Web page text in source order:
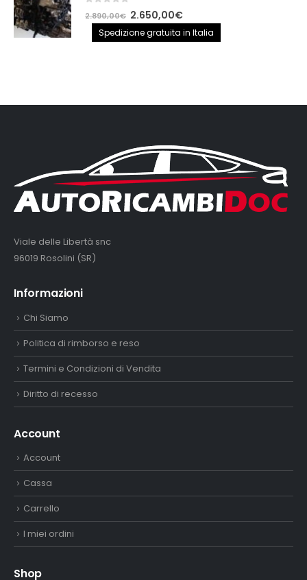
out of 5
2.890,00€ Il
prezzo
originale
2.650,00€Il
prezzo
attuale
Spedizione gratuita in Italia
Viale delle Libertà snc
96019 Rosolini (SR)
Informazioni
Chi Siamo
Politica di rimborso e reso
Termini e Condizioni di Vendita
Diritto di recesso
Account
Account
Cassa
Carrello
I miei ordini
Shop